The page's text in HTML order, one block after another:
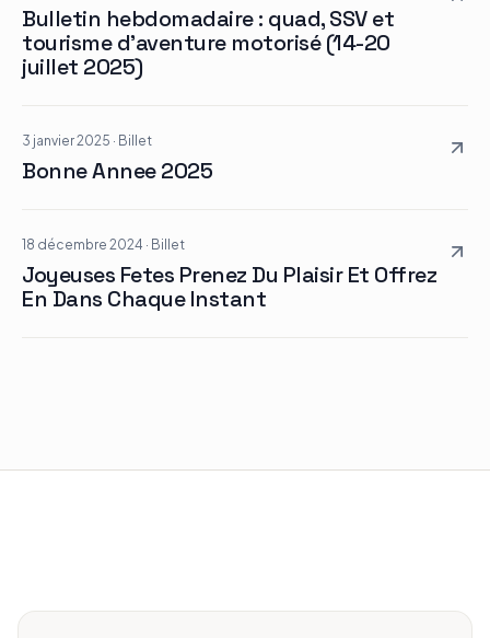
Bulletin hebdomadaire : quad, SSV et
tourisme d’aventure motorisé (14-20
juillet 2025)
3 janvier 2025 · Billet
Bonne Annee 2025
18 décembre 2024 · Billet
Joyeuses Fetes Prenez Du Plaisir Et Offrez
En Dans Chaque Instant